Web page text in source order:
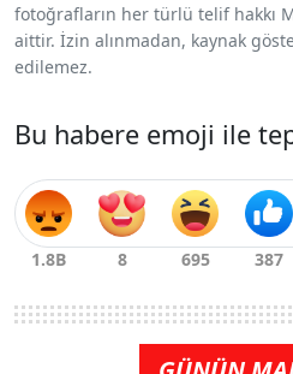
fotoğrafların her türlü telif hakkı
aittir. İzin alınmadan, kaynak
edilemez.
Bu habere emoji ile